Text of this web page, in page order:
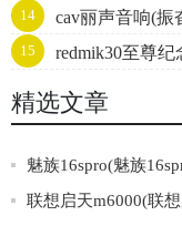
14 cav丽声音响(振
15
redmik30至尊
强，打造极致使用体
精选文章